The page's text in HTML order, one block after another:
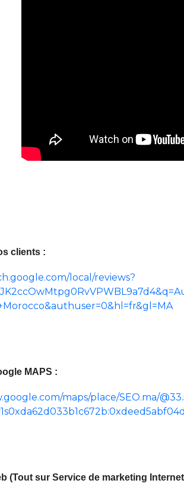
clients :
local/reviews?
MAPS :
maps/place/SEO.ma/
(Tout sur Service de marketing